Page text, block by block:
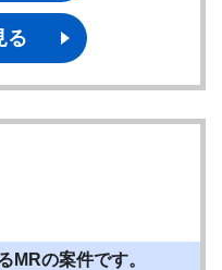
る
MRの案件です。